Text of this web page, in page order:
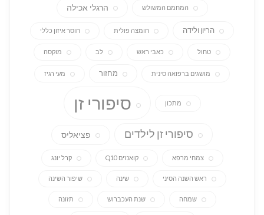
המחמם המשולש הרגלי אכילה
הריון ולידה חומצה פולית חוסר איזון כללי
טחול כאבי ראש לב מוקסה
מושגים ברפואה סינית מחזור מעי רגיז
מתכון סיפורי זן
סיפורי זן לילדים פציאליס
צמחי מרפא קואנזים Q10 קרל יונג
ראש השנה הסיני שינה שיפור השינה
שמחה שנת העכברוש תזונה